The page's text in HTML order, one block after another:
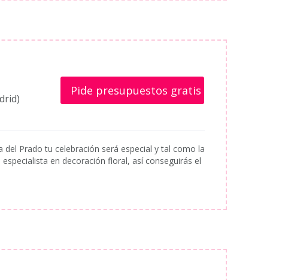
Pide presupuestos gratis
Prado tu celebración será especial y tal como la
en decoración floral, así conseguirás el